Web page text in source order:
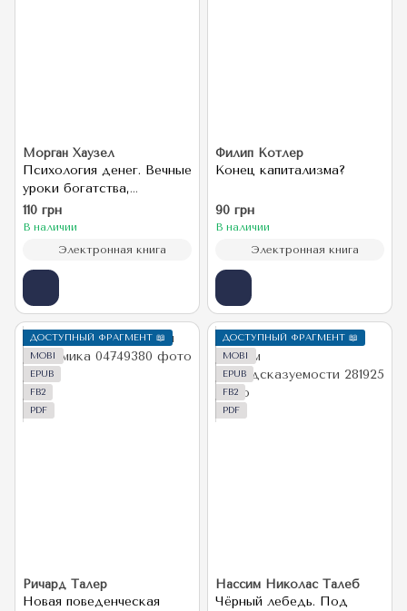
Морган Хаузел
Психология денег. Вечные
уроки богатства,
жадности и счастья
110 грн
В наличии
Электронная книга
Филип Котлер
Конец капитализма?
90 грн
В наличии
Электронная книга
ДОСТУПНЫЙ ФРАГМЕНТ 📖
MOBI
EPUB
FB2
PDF
Ричард Талер
Новая поведенческая
ДОСТУПНЫЙ ФРАГМЕНТ 📖
MOBI
EPUB
FB2
PDF
Нассим Николас Талеб
Чёрный лебедь. Под